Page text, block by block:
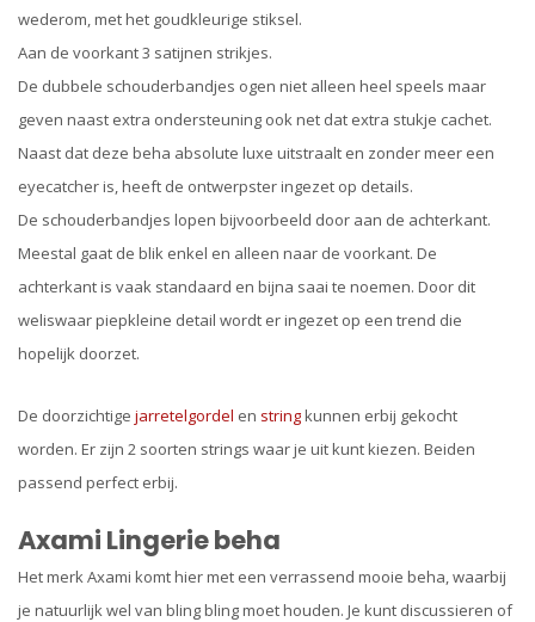
wederom, met het goudkleurige stiksel.
Aan de voorkant 3 satijnen strikjes.
De dubbele schouderbandjes ogen niet alleen heel speels maar
geven naast extra ondersteuning ook net dat extra stukje cachet.
Naast dat deze beha absolute luxe uitstraalt en zonder meer een
eyecatcher is, heeft de ontwerpster ingezet op details.
De schouderbandjes lopen bijvoorbeeld door aan de achterkant.
Meestal gaat de blik enkel en alleen naar de voorkant. De
achterkant is vaak standaard en bijna saai te noemen. Door dit
weliswaar piepkleine detail wordt er ingezet op een trend die
hopelijk doorzet.
De doorzichtige jarretelgordel en stringkunnen erbij gekocht
worden. Er zijn 2 soorten strings waar je uit kunt kiezen. Beiden
passend perfect erbij.
Axami Lingerie beha
Het merk Axami komt hier met een verrassend mooie beha, waarbij
je natuurlijk wel van bling bling moet houden. Je kunt discussieren of